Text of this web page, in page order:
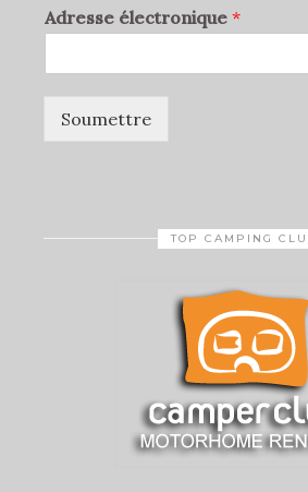
Adresse électronique *
Soumettre
TOP CAMPING